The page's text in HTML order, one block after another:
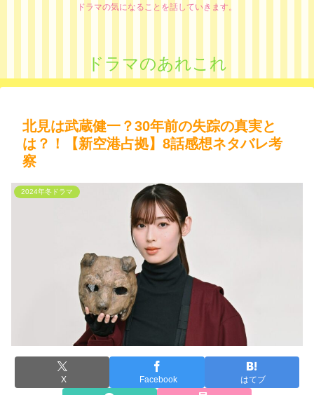
ドラマの気になることを話していきます。
ドラマのあれこれ
北見は武蔵健一？30年前の失踪の真実と
は？！【新空港占拠】8話感想ネタバレ考
察
2024年冬ドラマ
X Facebook はてブ